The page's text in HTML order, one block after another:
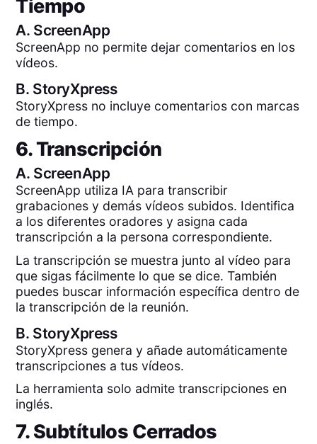
Tiempo
A. ScreenApp
ScreenApp no permite dejar comentarios en los
vídeos.
B. StoryXpress
StoryXpress no incluye comentarios con marcas
de tiempo.
6. Transcripción
A. ScreenApp
ScreenApp utiliza IA para transcribir
grabaciones y demás vídeos subidos. Identifica
a los diferentes oradores y asigna cada
transcripción a la persona correspondiente.
La transcripción se muestra junto al vídeo para
que sigas fácilmente lo que se dice. También
puedes buscar información específica dentro de
la transcripción de la reunión.
B. StoryXpress
StoryXpress genera y añade automáticamente
transcripciones a tus vídeos.
La herramienta solo admite transcripciones en
inglés.
7. Subtítulos Cerrados